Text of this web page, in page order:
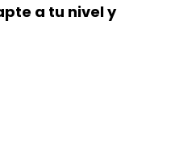
a tu nivel y